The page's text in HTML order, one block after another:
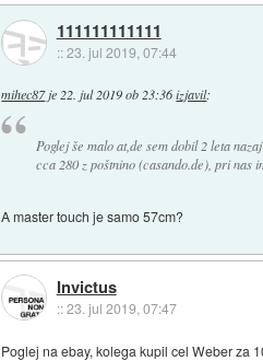
111111111111
::23. jul 2019, 07:44
mihec87je 22. jul 2019 ob 23:36 izjavil:
Poglej še malo at,de sem dobil 2 leta
cca 280 z poštnino (casando.de), pri nas
A master touch je samo 57cm?
Invictus
::23. jul 2019, 07:47
Poglej na ebay, kolega kupil cel Weber za